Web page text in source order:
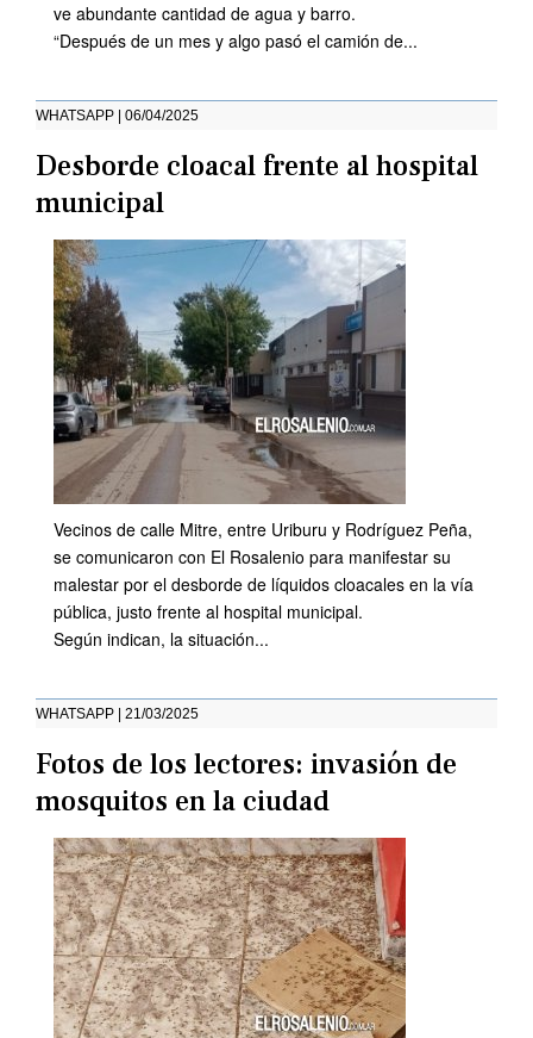
ve abundante cantidad de agua y barro.
“Después de un mes y algo pasó el camión de...
WHATSAPP | 06/04/2025
Desborde cloacal frente al hospital
municipal
Vecinos de calle Mitre, entre Uriburu y Rodríguez Peña,
se comunicaron con El Rosalenio para manifestar su
malestar por el desborde de líquidos cloacales en la vía
pública, justo frente al hospital municipal.
Según indican, la situación...
WHATSAPP | 21/03/2025
Fotos de los lectores: invasión de
mosquitos en la ciudad